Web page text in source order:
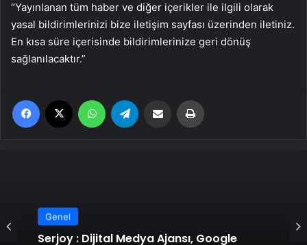
“Yayınlanan tüm haber ve diğer içerikler ile ilgili olarak
yasal bildirimlerinizi bize iletişim sayfası üzerinden iletiniz.
En kısa süre içerisinde bildirimlerinize geri dönüş
sağlanılacaktır.”
Facebook WhatsApp Email'den paylaş
Genel
Genel